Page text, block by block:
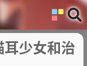
耳少女和治